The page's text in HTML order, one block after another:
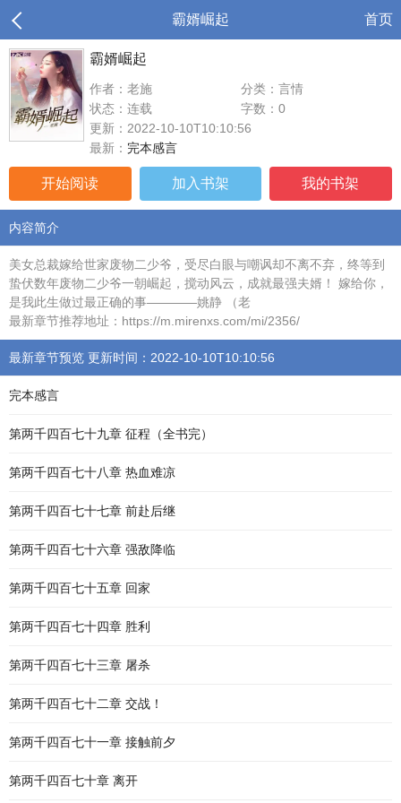
霸婿崛起 首页
霸婿崛起
作者：老施
分类：言情
状态：连载
字数：0
更新：2022-10-10T10:10:56
最新： 完本感言
开始阅读 加入书架 我的书架
内容简介
美女总裁嫁给世家废物二少爷，受尽白眼与嘲讽却不离不弃，终等到
蛰伏数年废物二少爷一朝崛起，搅动风云，成就最强夫婿！ 嫁给你，
是我此生做过最正确的事————姚静 （老
最新章节推荐地址：https://m.mirenxs.com/mi/2356/
最新章节预览 更新时间：2022-10-10T10:10:56
完本感言
第两千四百七十九章 征程（全书完）
第两千四百七十八章 热血难凉
第两千四百七十七章 前赴后继
第两千四百七十六章 强敌降临
第两千四百七十五章 回家
第两千四百七十四章 胜利
第两千四百七十三章 屠杀
第两千四百七十二章 交战！
第两千四百七十一章 接触前夕
第两千四百七十章 离开